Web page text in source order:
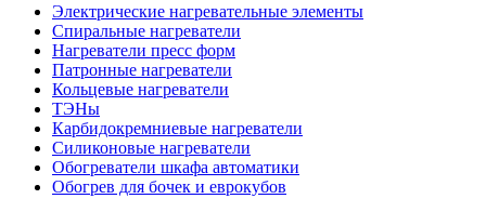
Электрические нагревательные элементы
Спиральные нагреватели
Нагреватели пресс форм
Патронные нагреватели
Кольцевые нагреватели
ТЭНы
Карбидокремниевые нагреватели
Силиконовые нагреватели
Обогреватели шкафа автоматики
Обогрев для бочек и еврокубов